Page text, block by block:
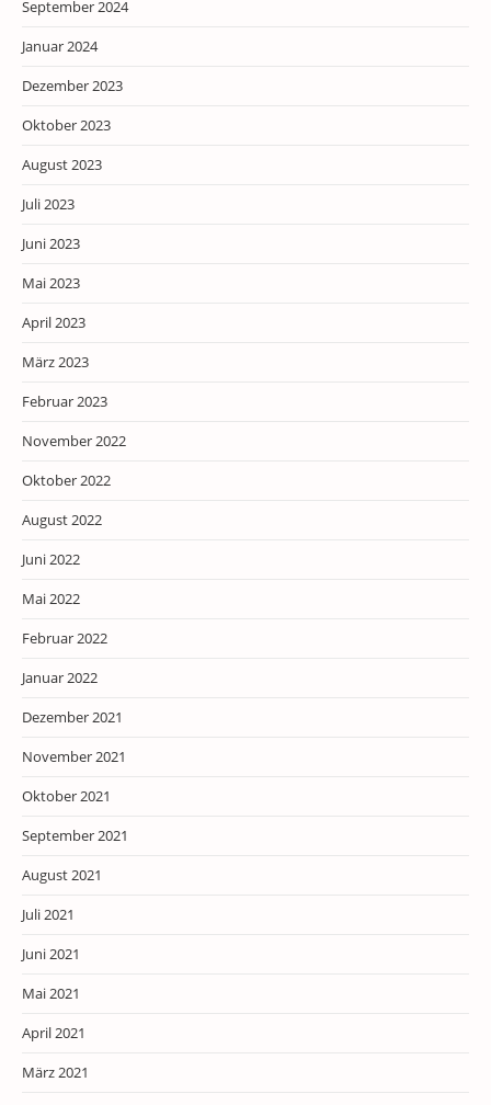
September 2024
Januar 2024
Dezember 2023
Oktober 2023
August 2023
Juli 2023
Juni 2023
Mai 2023
April 2023
März 2023
Februar 2023
November 2022
Oktober 2022
August 2022
Juni 2022
Mai 2022
Februar 2022
Januar 2022
Dezember 2021
November 2021
Oktober 2021
September 2021
August 2021
Juli 2021
Juni 2021
Mai 2021
April 2021
März 2021